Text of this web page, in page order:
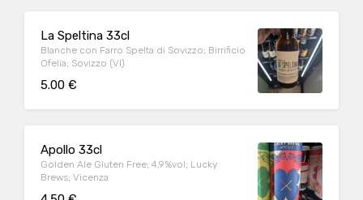
La Speltina 33cl
Blanche con Farro Spelta di Sovizzo; Birrificio
Ofelia; Sovizzo (VI)
5.00 €
Apollo 33cl
Golden Ale Gluten Free; 4,9%vol; Lucky
Brews; Vicenza